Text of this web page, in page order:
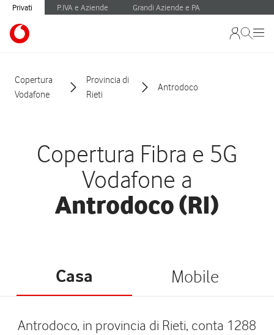
Privati P.IVA e Aziende Grandi Aziende e PA
Copertura
Vodafone
Provincia di
Rieti
Antrodoco
Copertura Fibra e 5G
Vodafone a
Antrodoco (RI)
Casa Mobile
Antrodoco, in provincia di Rieti, conta 1288